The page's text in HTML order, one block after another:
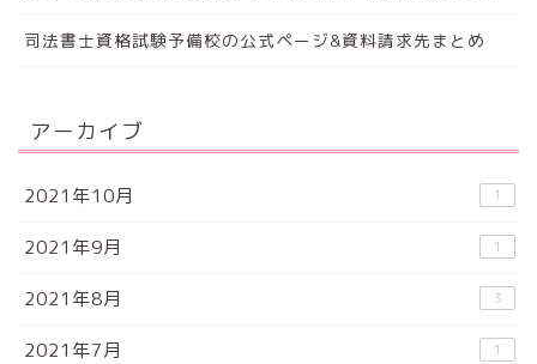
司法書士資格試験予備校の公式ページ&資料請求先まとめ
アーカイブ
2021年10月 1
2021年9月 1
2021年8月 3
2021年7月 1